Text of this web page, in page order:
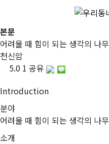
본문
어려울 때 힘이 되는 생각의 나무
천신암
5.0 1 공유
Introduction
분야
어려울 때 힘이 되는 생각의 나무
소개